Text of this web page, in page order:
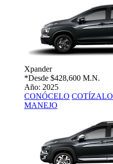
Xpander
*Desde $428,600 M.N.
Año: 2025
CONÓCELO COTÍZALO
MANEJO